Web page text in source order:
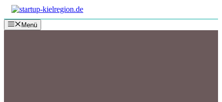
Zum
Inhalt
springenMenü